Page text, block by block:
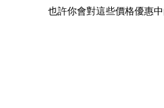
也許你會對這些價格優惠